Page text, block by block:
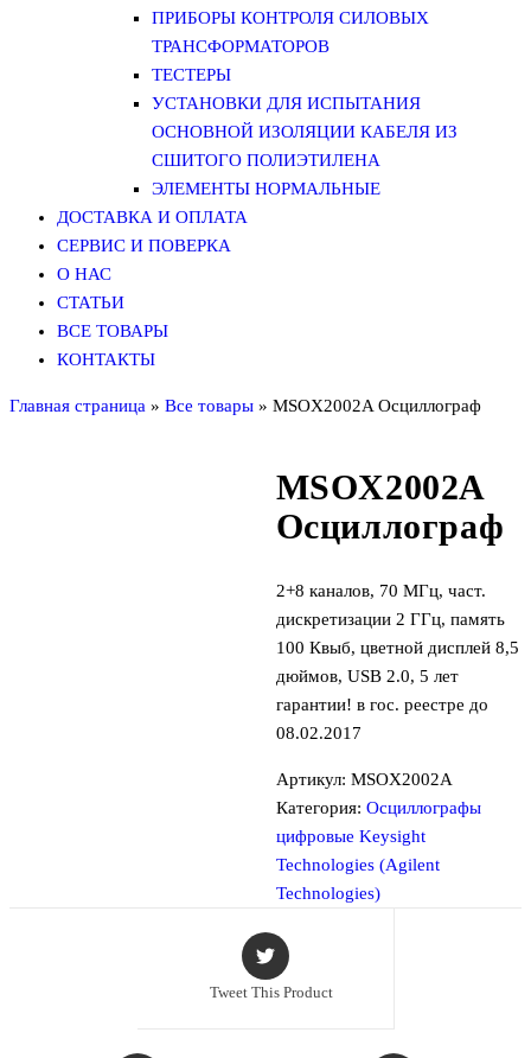
ПРИБОРЫ КОНТРОЛЯ СИЛОВЫХ
ТРАНСФОРМАТОРОВ
ТЕСТЕРЫ
УСТАНОВКИ ДЛЯ ИСПЫТАНИЯ
ОСНОВНОЙ ИЗОЛЯЦИИ КАБЕЛЯ ИЗ
СШИТОГО ПОЛИЭТИЛЕНА
ЭЛЕМЕНТЫ НОРМАЛЬНЫЕ
ДОСТАВКА И ОПЛАТА
СЕРВИС И ПОВЕРКА
О НАС
СТАТЬИ
ВСЕ ТОВАРЫ
КОНТАКТЫ
Главная страница » Все товары » MSOX2002A Осциллограф
MSOX2002A
Осциллограф
2+8 каналов, 70 МГц, част.
дискретизации 2 ГГц, память
100 Квыб, цветной дисплей 8,5
дюймов, USB 2.0, 5 лет
гарантии! в гос. реестре до
08.02.2017
Артикул: MSOX2002A
Категория: Осциллографы
цифровые Keysight
Technologies (Agilent
Technologies)
Tweet This Product